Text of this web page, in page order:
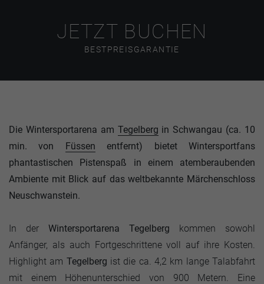
JETZT BUCHEN
BESTPREISGARANTIE
Die Wintersportarena am Tegelberg in Schwangau (ca. 10
min. von Füssen entfernt) bietet Wintersportfans
phantastischen Pistenspaß in einem atemberaubenden
Ambiente mit Blick auf das weltbekannte Märchenschloss
Neuschwanstein.
In der Wintersportarena Tegelberg kommen sowohl
Anfänger, als auch Fortgeschrittene voll auf ihre Kosten.
Highlight am Tegelberg ist die ca. 4,2 km lange Talabfahrt
mit einem Höhenunterschied von 900 Metern. Eine